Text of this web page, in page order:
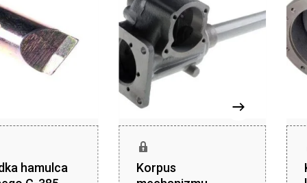
hamulca
Korpus